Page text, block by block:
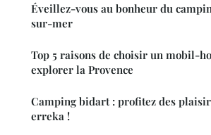
Éveillez-vous au bonheur du
sur-mer
Top 5 raisons de choisir un mobil-
explorer la Provence
Camping bidart : profitez des
erreka !